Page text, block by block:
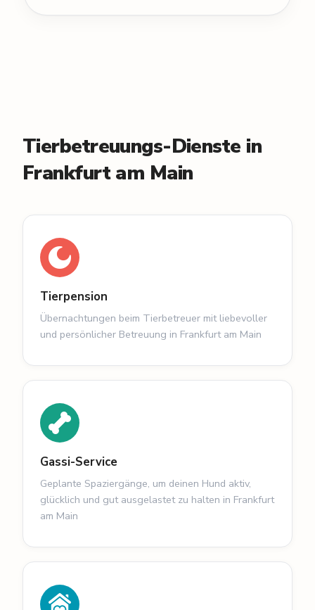
Tierbetreuungs-Dienste in
Frankfurt am Main
Tierpension
Übernachtungen beim Tierbetreuer mit liebevoller
und persönlicher Betreuung in Frankfurt am Main
Gassi-Service
Geplante Spaziergänge, um deinen Hund aktiv,
glücklich und gut ausgelastet zu halten in Frankfurt
am Main